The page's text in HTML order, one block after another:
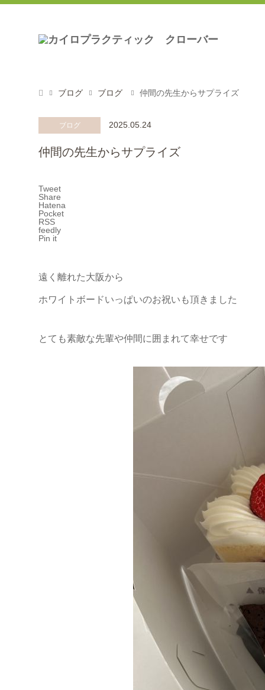
ブログ ブログ 仲間の先生からサプライズ
ブログ 2025.05.24
仲間の先生からサプライズ
Tweet
Share
Hatena
Pocket
RSS
feedly
Pin it
遠く離れた大阪から
ホワイトボードいっぱいのお祝いも頂きました
とても素敵な先輩や仲間に囲まれて幸せです